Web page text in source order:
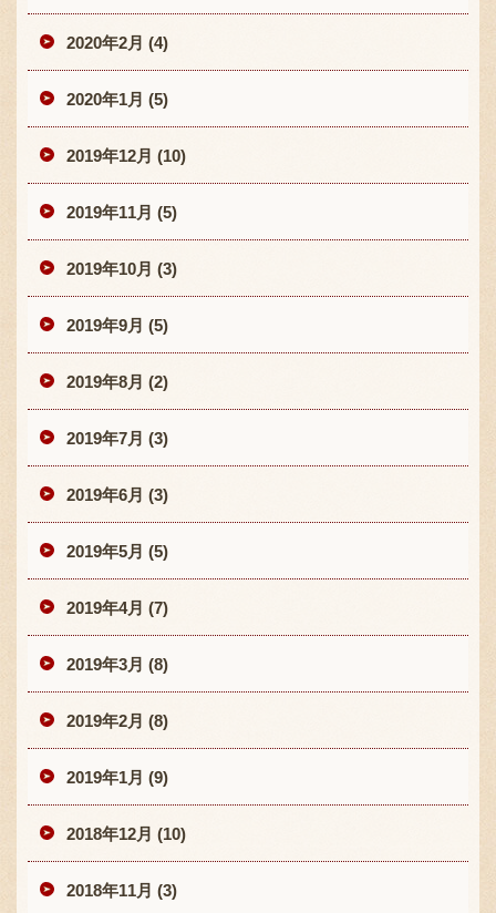
2020年2月 (4)
2020年1月 (5)
2019年12月 (10)
2019年11月 (5)
2019年10月 (3)
2019年9月 (5)
2019年8月 (2)
2019年7月 (3)
2019年6月 (3)
2019年5月 (5)
2019年4月 (7)
2019年3月 (8)
2019年2月 (8)
2019年1月 (9)
2018年12月 (10)
2018年11月 (3)